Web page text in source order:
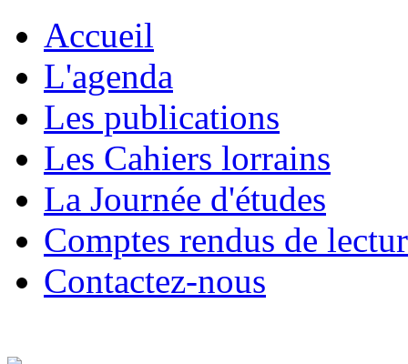
Accueil
L'agenda
Les publications
Les Cahiers lorrains
La Journée d'études
Comptes rendus de
Contactez-nous